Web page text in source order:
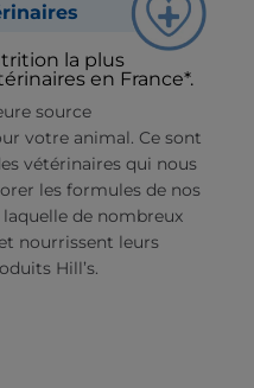
la plus
en France*.
source
votre animal. Ce sont
vétérinaires qui nous
les formules de nos
laquelle de nombreux
nourrissent leurs
Hill’s.